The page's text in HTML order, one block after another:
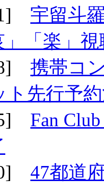
宇留斗
」「楽」
携帯コ
ト先行予
Fan
47都道